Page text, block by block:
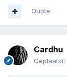
Quote
Cardhu
Geplaatst: